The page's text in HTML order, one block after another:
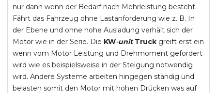
nur dann wenn der Bedarf nach Mehrleistung besteht.
Fährt das Fahrzeug ohne Lastanforderung wie z. B. In
der Ebene und ohne hohe Ausladung verhält sich der
Motor wie in der Serie. Die KW-unit Truck greift erst ein
wenn vom Motor Leistung und Drehmoment gefordert
wird wie es beispielsweise in der Steigung notwendig
wird. Andere Systeme arbeiten hingegen ständig und
belasten somit den Motor mit hohen Drücken was auf